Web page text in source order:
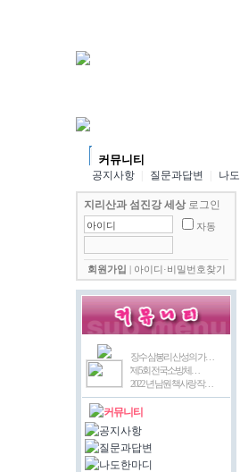
커뮤니티
공지사항 질문과답변 나
지리산과 섬진강 세상로그인
자동
회원가입 아이디·비밀번호찾기
장수 삼봉리 산성의 가…
'제5회 전국소방체…
2022 년 남원 책사랑 작…
커뮤니티
공지사항
질문과답변
나도한마디